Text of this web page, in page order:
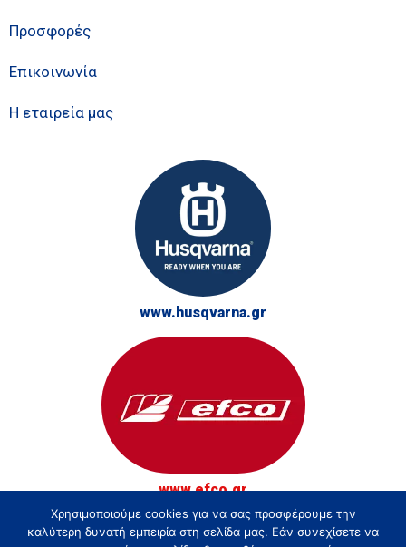
Προσφορές
Επικοινωνία
Η εταιρεία μας
www.husqvarna.gr
www.efco.gr
© Τσακίρης - Αγρός, Κήπος και Δάσος 2026
Χρησιμοποιούμε cookies για να σας προσφέρουμε την
καλύτερη δυνατή εμπειρία στη σελίδα μας. Εάν συνεχίσετε να